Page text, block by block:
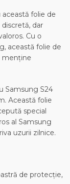
folie de
dar
Cu o
această folie de
menține
Samsung S24
Această folie
special
al Samsung
uzurii zilnice.
de protecție,